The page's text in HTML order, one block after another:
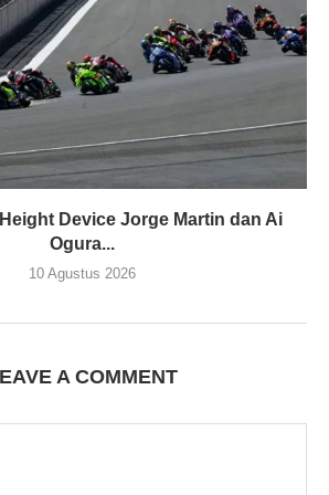
Device Jorge Martin dan Ai
Ogura...
10 Agustus 2026
A COMMENT